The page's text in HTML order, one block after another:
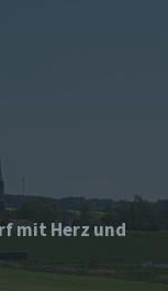
mit Herz und